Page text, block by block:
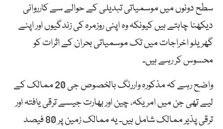
سطح دونوں میں موسمیاتی تبدیلی کے حوالے سے کارروائی
دیکھنا چاہتے ہیں کیونکہ وہ اپنی روزمرہ کی زندگیوں اور اپنے
گھریلو اخراجات میں تک موسمیاتی بحران کے اثرات کو
محسوس کر رہے ہیں۔
واضح رہے کہ مذکورہ واررنگ بالخصوص جی 20 ممالک کے
لیے تھی جن میں امریکہ، چین اور بھارت جیسے ترقی یافتہ اور
ترقی پذیر ممالک شامل ہیں۔ یہ ممالک زمین پر 80 فیصد